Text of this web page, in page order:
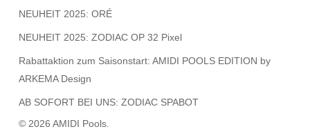
NEUHEIT 2025: ORÉ
NEUHEIT 2025: ZODIAC OP 32 Pixel
Rabattaktion zum Saisonstart: AMIDI POOLS EDITION by
ARKEMA Design
AB SOFORT BEI UNS: ZODIAC SPABOT
© 2026 AMIDI Pools.